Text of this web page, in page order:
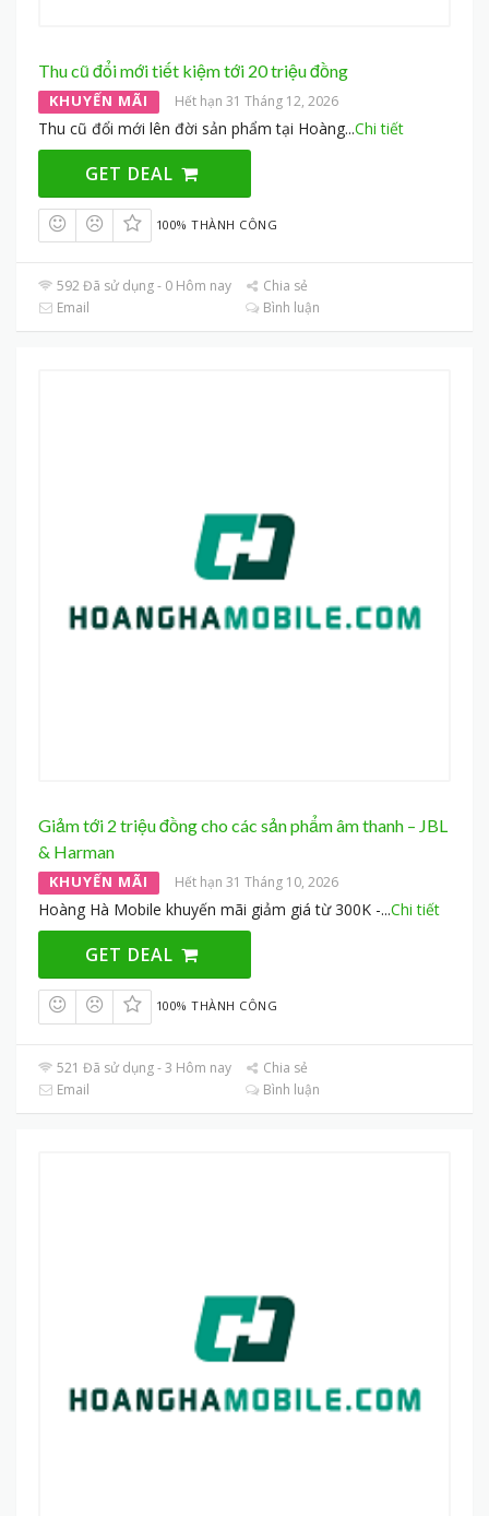
Thu cũ đổi mới tiết kiệm tới 20 triệu đồng
KHUYẾN MÃI Hết hạn 31 Tháng 12, 2026
Thu cũ đổi mới lên đời sản phẩm tại Hoàng...Chi tiết
GET DEAL
100% THÀNH CÔNG
592 Đã sử dụng - 0 Hôm nay
Chia sẻ
Email
Bình luận
Giảm tới 2 triệu đồng cho các sản phẩm âm thanh – JBL
& Harman
KHUYẾN MÃI Hết hạn 31 Tháng 10, 2026
Hoàng Hà Mobile khuyến mãi giảm giá từ 300K -...Chi tiết
GET DEAL
100% THÀNH CÔNG
521 Đã sử dụng - 3 Hôm nay
Chia sẻ
Email
Bình luận